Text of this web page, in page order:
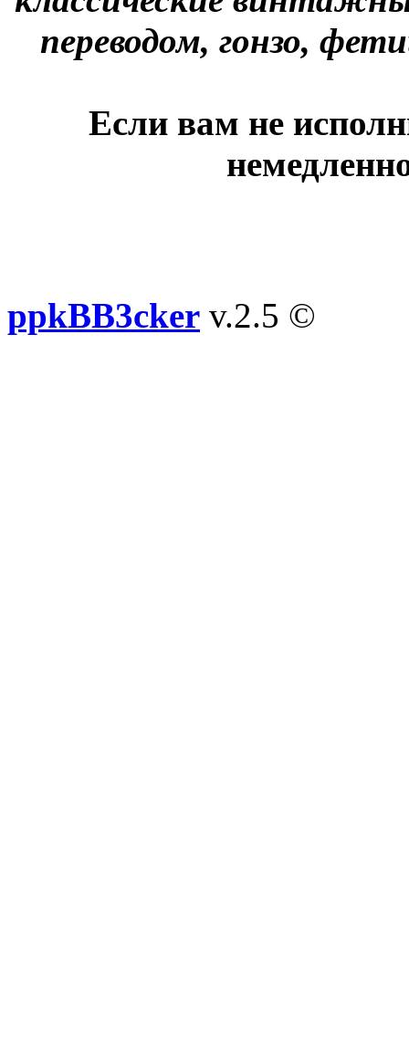
переводом, гонзо,
Если вам не
ppkBB3cker v.2.5 ©